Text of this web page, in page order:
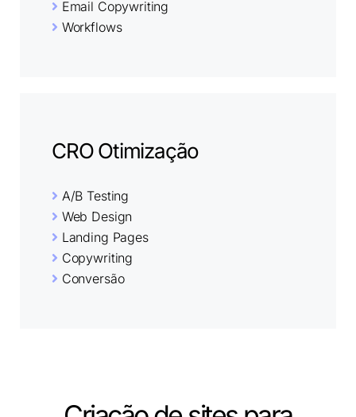
Email Copywriting
Workflows
CRO Otimização
A/B Testing
Web Design
Landing Pages
Copywriting
Conversão